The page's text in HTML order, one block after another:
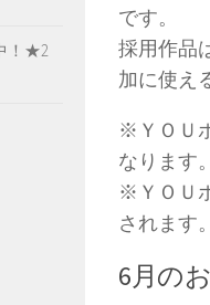
です。
採用作品
加に使え
※ＹＯＵ
なります。
※ＹＯＵ
されます。
6月の
！★2